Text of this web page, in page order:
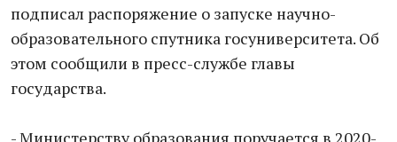
подписал распоряжение о запуске научно-
образовательного спутника госуниверситета. Об
этом сообщили в пресс-службе главы
государства.
- Министерству образования поручается в 2020-